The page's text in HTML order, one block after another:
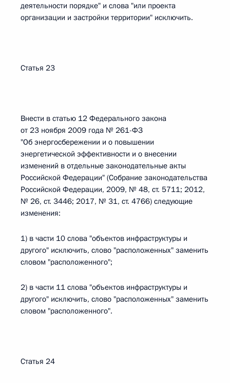
деятельности порядке" и слова "или проекта
организации и застройки территории" исключить.
Статья 23
Внести в статью 12 Федерального закона
от 23 ноября 2009 года № 261-ФЗ
"Об энергосбережении и о повышении
энергетической эффективности и о внесении
изменений в отдельные законодательные акты
Российской Федерации" (Собрание законодательства
Российской Федерации, 2009, № 48, ст. 5711; 2012,
№ 26, ст. 3446; 2017, № 31, ст. 4766) следующие
изменения:
1) в части 10 слова "объектов инфраструктуры и
другого" исключить, слово "расположенных" заменить
словом "расположенного";
2) в части 11 слова "объектов инфраструктуры и
другого" исключить, слово "расположенных" заменить
словом "расположенного".
Статья 24